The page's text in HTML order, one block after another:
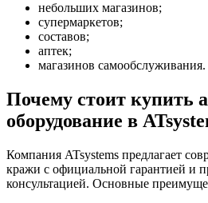
небольших магазинов;
супермаркетов;
составов;
аптек;
магазинов самообслуживания.
Почему стоит купить
оборудование в
Компания ATsystems предлагает
кражи с официальной гарантией и
консультацией. Основные